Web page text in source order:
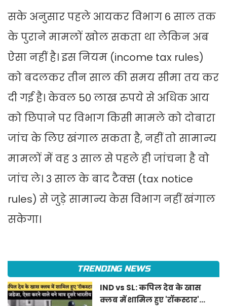
सके अनुसार पहले आयकर विभाग 6 साल तक
के पुराने मामलों खोल सकता था लेकिन अब
ऐसा नहीं है। इस नियम (income tax rules)
को बदलकर तीन साल की समय सीमा तय कर
दी गई है। केवल 50 लाख रुपये से अधिक आय
को छिपाने पर विभाग किसी मामले को दोबारा
जांच के लिए खंगाल सकता है, नहीं तो सामान्य
मामलों में वह 3 साल से पहले ही जांचना है वो
जांच ले। 3 साल के बाद टैक्स (tax notice
rules) से जुड़े सामान्य केस विभाग नहीं खंगाल
सकेगा।
TRENDING NEWS
IND vs SL: कपिल देव के खास
क्लब में शामिल हुए 'रॉकस्टार'